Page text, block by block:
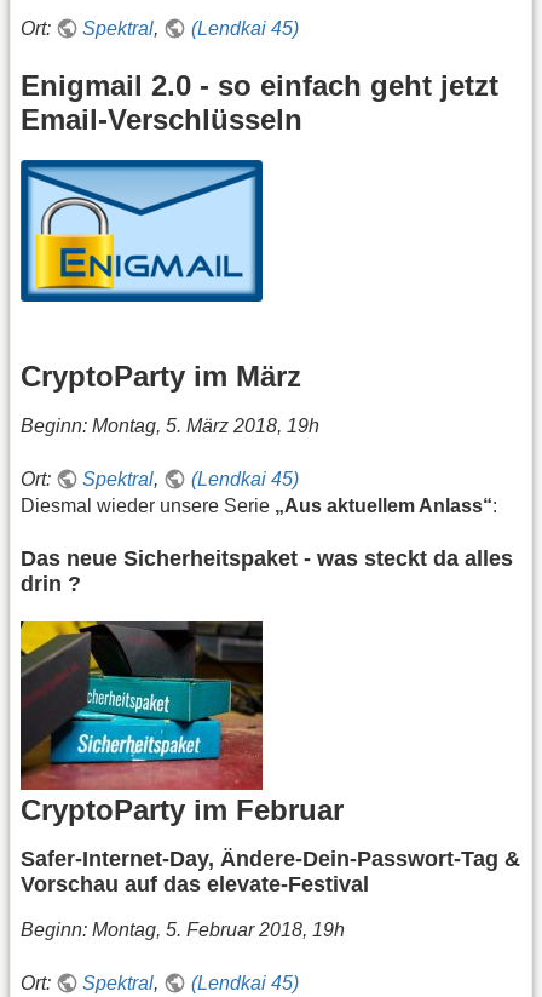
Ort: Spektral, (Lendkai 45)
Enigmail 2.0 - so einfach geht jetzt
Email-Verschlüsseln
CryptoParty im März
Beginn: Montag, 5. März 2018, 19h
Ort: Spektral,
(Lendkai 45)
Diesmal wieder unsere Serie „Aus aktuellem Anlass“:
Das neue Sicherheitspaket - was steckt da alles
drin ?
CryptoParty im Februar
Safer-Internet-Day, Ändere-Dein-Passwort-Tag &
Vorschau auf das elevate-Festival
Beginn: Montag, 5. Februar 2018, 19h
Ort: Spektral, (Lendkai 45)